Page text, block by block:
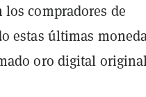
compradores de
estas últimas
oro digital